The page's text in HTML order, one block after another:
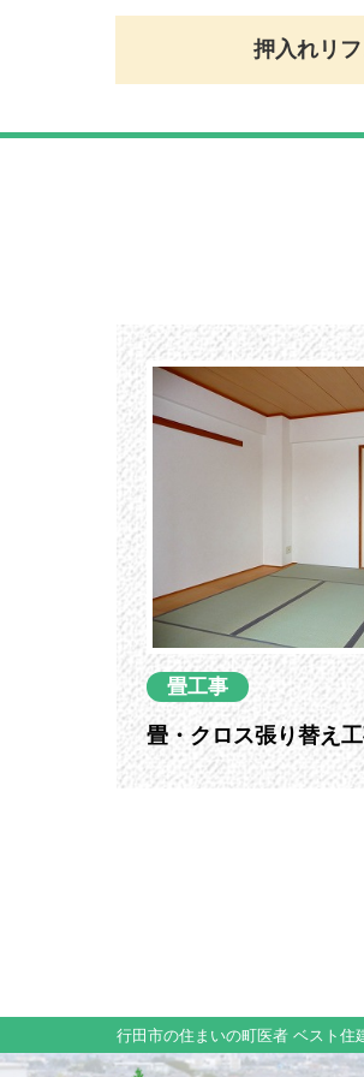
押入れリ
畳工事
畳・クロス張り替え
行田市の住まいの町医者 ベスト住